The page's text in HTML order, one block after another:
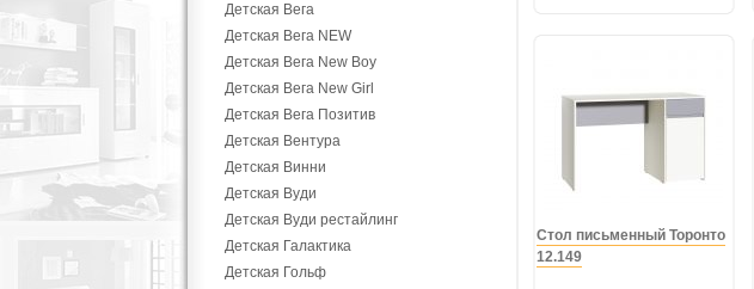
Детская Вега
Детская Вега NEW
Детская Вега New Boy
Детская Вега New Girl
Детская Вега Позитив
Детская Вентура
Детская Винни
Детская Вуди
Детская Вуди рестайлинг
Детская Галактика
Детская Гольф
Стол письменный Торонто
12.149